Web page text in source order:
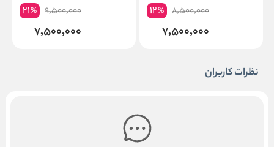
8,500,000
12%
7,500,000
9,500,000
21%
7,500,000
نظرات کاربران